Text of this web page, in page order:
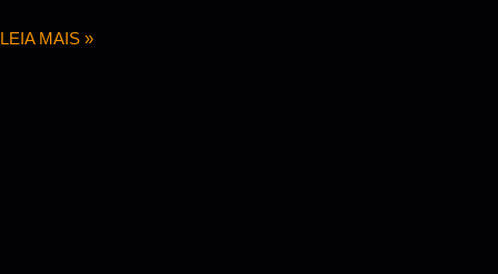
LEIA MAIS »